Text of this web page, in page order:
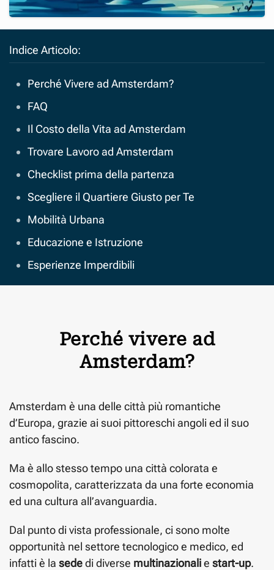
Indice Articolo:
Perché Vivere ad Amsterdam?
FAQ
Il Costo della Vita ad Amsterdam
Trovare Lavoro ad Amsterdam
Checklist prima della partenza
Scegliere il Quartiere Giusto per Te
Mobilità Urbana
Educazione e Istruzione
Esperienze Imperdibili
Perché vivere ad
Amsterdam?
Amsterdam è una delle città più romantiche
d’Europa, grazie ai suoi pittoreschi angoli ed il suo
antico fascino.
Ma è allo stesso tempo una città colorata e
cosmopolita, caratterizzata da una forte economia
ed una cultura all’avanguardia.
Dal punto di vista professionale, ci sono molte
opportunità nel settore tecnologico e medico, ed
infatti è la sededi diverse multinazionalie start-up.